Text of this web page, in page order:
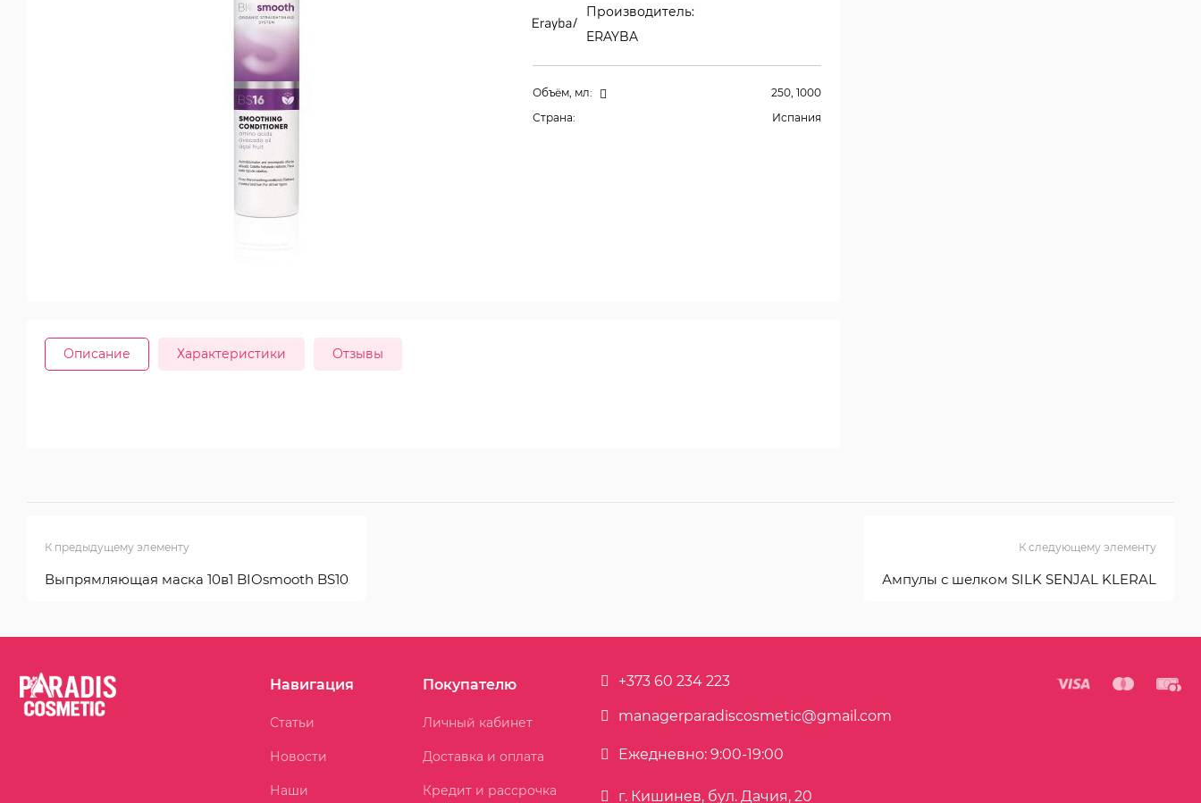
Производитель:
ERAYBA
Объём, мл:
250, 1000
Страна:
Испания
Описание Характеристики Отзывы
К предыдущему элементу
Выпрямляющая маска 10в1 BIOsmooth BS10
К следующему элементу
Ампулы с шелком SILK SENJAL KLERAL
Навигация
Статьи
Новости
Наши
Личный кабинет
Доставка и оплата
Кредит и рассрочка
Покупателю
Ежедневно: 9:00-19:00
+373 60 234 223
г. Кишинев, бул. Дачия, 20
managerparadiscosmetic@gmail.com